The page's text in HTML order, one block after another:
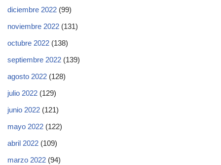
diciembre 2022 (99)
noviembre 2022 (131)
octubre 2022 (138)
septiembre 2022 (139)
agosto 2022 (128)
julio 2022 (129)
junio 2022 (121)
mayo 2022 (122)
abril 2022 (109)
marzo 2022 (94)